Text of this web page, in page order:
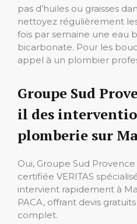
pas d’huiles ou graisses
nettoyez régulièrement
fois par semaine une eau
bicarbonate. Pour les
appel à un plombier
Groupe Sud
il des
plomberie sur
Oui, Groupe Sud
certifiée VERITAS
intervient rapidement à
PACA, offrant devis
complet.